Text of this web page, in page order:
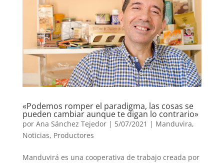
«Podemos romper el paradigma, las cosas se
pueden cambiar aunque te digan lo contrario»
por Ana Sánchez Tejedor| 5/07/2021 | Manduvira,
Noticias, Productores
Manduvirá es una cooperativa de trabajo creada por